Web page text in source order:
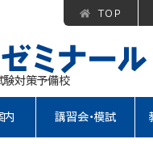
対策予備校
TOP
内 講習会・模試